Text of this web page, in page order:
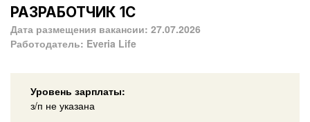
РАЗРАБОТЧИК 1С
Дата размещения вакансии: 27.07.2026
Работодатель: Everia Life
Уровень зарплаты:
з/п не указана